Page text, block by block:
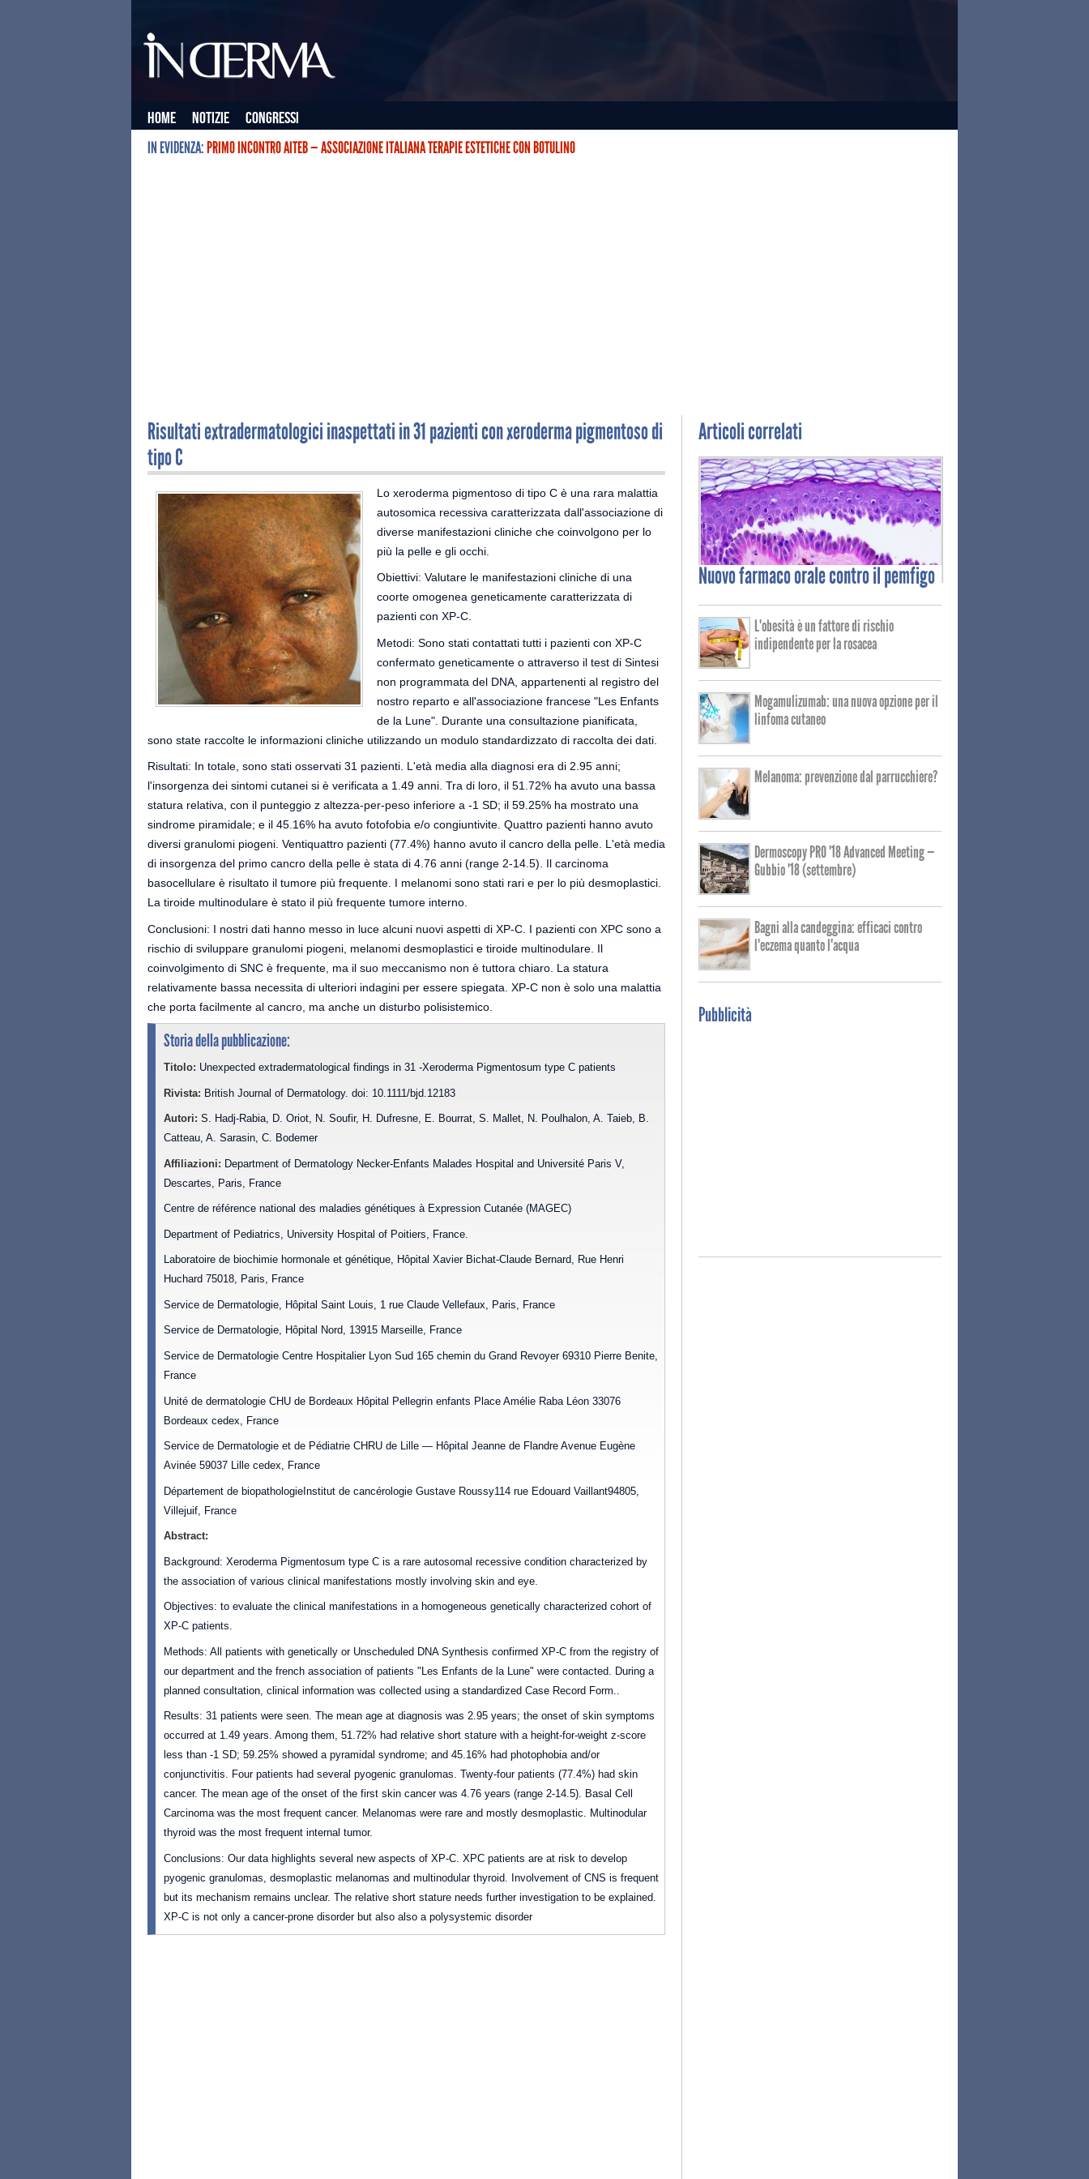
Home Notizie
Congressi
IN EVIDENZA:PRIMO INCONTRO AITEB — ASSOCIAZIONE ITALIANA TERAPIE ESTETICHE CON BOTULINO
Risultati extradermatologici inaspettati in 31 pazienti con xeroderma pigmentoso di
tipo C
Lo xeroderma pigmentoso di tipo C è una rara malattia
autosomica recessiva caratterizzata dall'associazione di
diverse manifestazioni cliniche che coinvolgono per lo
più la pelle e gli occhi.
Obiettivi: Valutare le manifestazioni cliniche di una
coorte omogenea geneticamente caratterizzata di
pazienti con XP-C.
Metodi: Sono stati contattati tutti i pazienti con XP-C
confermato geneticamente o attraverso il test di Sintesi
non programmata del DNA, appartenenti al registro del
nostro reparto e all'associazione francese "Les Enfants
de la Lune". Durante una consultazione pianificata,
sono state raccolte le informazioni cliniche utilizzando un modulo standardizzato di raccolta dei dati.
Risultati: In totale, sono stati osservati 31 pazienti. L'età media alla diagnosi era di 2.95 anni;
l'insorgenza dei sintomi cutanei si è verificata a 1.49 anni. Tra di loro, il 51.72% ha avuto una bassa
statura relativa, con il punteggio z altezza-per-peso inferiore a -1 SD; il 59.25% ha mostrato una
sindrome piramidale; e il 45.16% ha avuto fotofobia e/o congiuntivite. Quattro pazienti hanno avuto
diversi granulomi piogeni. Ventiquattro pazienti (77.4%) hanno avuto il cancro della pelle. L'età media
di insorgenza del primo cancro della pelle è stata di 4.76 anni (range 2-14.5). Il carcinoma
basocellulare è risultato il tumore più frequente. I melanomi sono stati rari e per lo più desmoplastici.
La tiroide multinodulare è stato il più frequente tumore interno.
Conclusioni: I nostri dati hanno messo in luce alcuni nuovi aspetti di XP-C. I pazienti con XPC sono a
rischio di sviluppare granulomi piogeni, melanomi desmoplastici e tiroide multinodulare. Il
coinvolgimento di SNC è frequente, ma il suo meccanismo non è tuttora chiaro. La statura
relativamente bassa necessita di ulteriori indagini per essere spiegata. XP-C non è solo una malattia
che porta facilmente al cancro, ma anche un disturbo polisistemico.
Storia della pubblicazione:
Titolo: Unexpected extradermatological findings in 31 -Xeroderma Pigmentosum type C patients
Rivista: British Journal of Dermatology. doi: 10.1111/bjd.12183
Autori: S. Hadj-Rabia, D. Oriot, N. Soufir, H. Dufresne, E. Bourrat, S. Mallet, N. Poulhalon, A. Taieb, B.
Catteau, A. Sarasin, C. Bodemer
Affiliazioni: Department of Dermatology Necker-Enfants Malades Hospital and Université Paris V,
Descartes, Paris, France
Centre de référence national des maladies génétiques à Expression Cutanée (MAGEC)
Department of Pediatrics, University Hospital of Poitiers, France.
Laboratoire de biochimie hormonale et génétique, Hôpital Xavier Bichat-Claude Bernard, Rue Henri
Huchard 75018, Paris, France
Service de Dermatologie, Hôpital Saint Louis, 1 rue Claude Vellefaux, Paris, France
Service de Dermatologie, Hôpital Nord, 13915 Marseille, France
Service de Dermatologie Centre Hospitalier Lyon Sud 165 chemin du Grand Revoyer 69310 Pierre Benite,
France
Unité de dermatologie CHU de Bordeaux Hôpital Pellegrin enfants Place Amélie Raba Léon 33076
Bordeaux cedex, France
Service de Dermatologie et de Pédiatrie CHRU de Lille — Hôpital Jeanne de Flandre Avenue Eugène
Avinée 59037 Lille cedex, France
Département de biopathologieInstitut de cancérologie Gustave Roussy114 rue Edouard Vaillant94805,
Villejuif, France
Abstract:
Background: Xeroderma Pigmentosum type C is a rare autosomal recessive condition characterized by
the association of various clinical manifestations mostly involving skin and eye.
Objectives: to evaluate the clinical manifestations in a homogeneous genetically characterized cohort of
XP-C patients.
Methods: All patients with genetically or Unscheduled DNA Synthesis confirmed XP-C from the registry of
our department and the french association of patients "Les Enfants de la Lune" were contacted. During a
planned consultation, clinical information was collected using a standardized Case Record Form..
Results: 31 patients were seen. The mean age at diagnosis was 2.95 years; the onset of skin symptoms
occurred at 1.49 years. Among them, 51.72% had relative short stature with a height-for-weight z-score
less than -1 SD; 59.25% showed a pyramidal syndrome; and 45.16% had photophobia and/or
conjunctivitis. Four patients had several pyogenic granulomas. Twenty-four patients (77.4%) had skin
cancer. The mean age of the onset of the first skin cancer was 4.76 years (range 2-14.5). Basal Cell
Carcinoma was the most frequent cancer. Melanomas were rare and mostly desmoplastic. Multinodular
thyroid was the most frequent internal tumor.
Conclusions: Our data highlights several new aspects of XP-C. XPC patients are at risk to develop
pyogenic granulomas, desmoplastic melanomas and multinodular thyroid. Involvement of CNS is frequent
but its mechanism remains unclear. The relative short stature needs further investigation to be explained.
XP-C is not only a cancer-prone disorder but also also a polysystemic disorder
Articoli correlati
Nuovofarmaco orale contro il pemfigo
L'obesità è un fattore di rischio
indipendente per la rosacea
Mogamulizumab: una nuova opzione per il
linfoma cutaneo
Melanoma: prevenzione dal parrucchiere?
Dermoscopy PRO '18 Advanced Meeting —
Gubbio '18 (settembre)
Bagni alla candeggina: efficaci contro
l'eczema quanto l'acqua
Pubblicità